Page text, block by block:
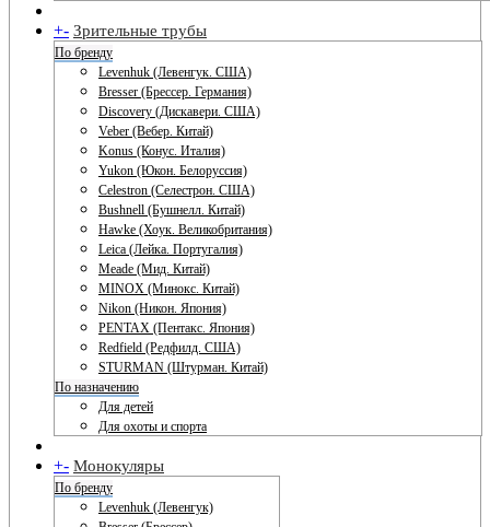
+- Зрительные трубы
По бренду
Levenhuk (Левенгук. США)
Bresser (Брессер. Германия)
Discovery (Дискавери. США)
Veber (Вебер. Китай)
Konus (Конус. Италия)
Yukon (Юкон. Белоруссия)
Celestron (Селестрон. США)
Bushnell (Бушнелл. Китай)
Hawke (Хоук. Великобритания)
Leica (Лейка. Португалия)
Meade (Мид. Китай)
MINOX (Минокс. Китай)
Nikon (Никон. Япония)
PENTAX (Пентакс. Япония)
Redfield (Редфилд. США)
STURMAN (Штурман. Китай)
По назначению
Для детей
Для охоты и спорта
+- Монокуляры
По бренду
Levenhuk (Левенгук)